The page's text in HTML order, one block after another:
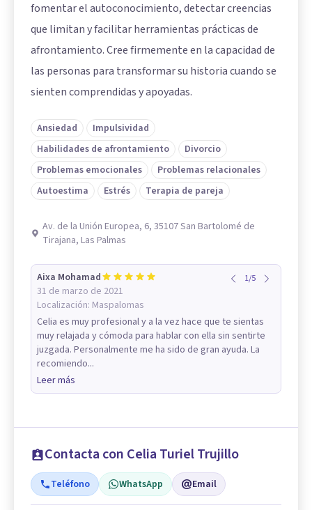
fomentar el autoconocimiento, detectar creencias
que limitan y facilitar herramientas prácticas de
afrontamiento. Cree firmemente en la capacidad de
las personas para transformar su historia cuando se
sienten comprendidas y apoyadas.
Ansiedad
Impulsividad
Habilidades de afrontamiento
Divorcio
Problemas emocionales
Problemas relacionales
Autoestima
Estrés Terapia de pareja
Av. de la Unión Europea, 6, 35107 San Bartolomé de
Tirajana, Las Palmas
Aixa Mohamad
31 de marzo de 2021
Localización: Maspalomas
1/5
Celia es muy profesional y a la vez hace que te sientas
muy relajada y cómoda para hablar con ella sin sentirte
juzgada. Personalmente me ha sido de gran ayuda. La
recomiendo...
Leer más
Contacta con Celia Turiel Trujillo
Teléfono WhatsApp Email